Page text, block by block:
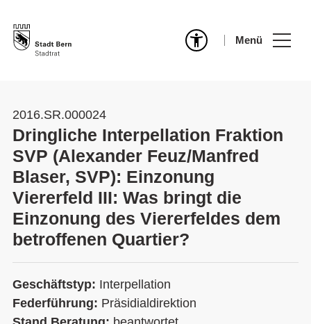
Menü
2016.SR.000024
Dringliche Interpellation Fraktion
SVP (Alexander Feuz/Manfred
Blaser, SVP): Einzonung
Viererfeld III: Was bringt die
Einzonung des Viererfeldes dem
betroffenen Quartier?
Geschäftstyp: Interpellation
Federführung: Präsidialdirektion